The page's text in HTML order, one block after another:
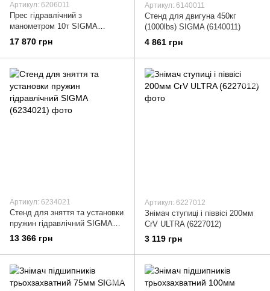
Артикул: 6206011
Прес гідравлічний з
манометром 10т SIGMA
(6206011)
17 870 грн
Артикул: 6140011
Стенд для двигуна 450кг
(1000lbs) SIGMA (6140011)
4 861 грн
Артикул: 6234021
Стенд для зняття та установки
пружин гідравлічний SIGMA
(6234021)
13 366 грн
Артикул: 6227012
Знімач ступиці і піввісі 200мм
CrV ULTRA (6227012)
3 119 грн